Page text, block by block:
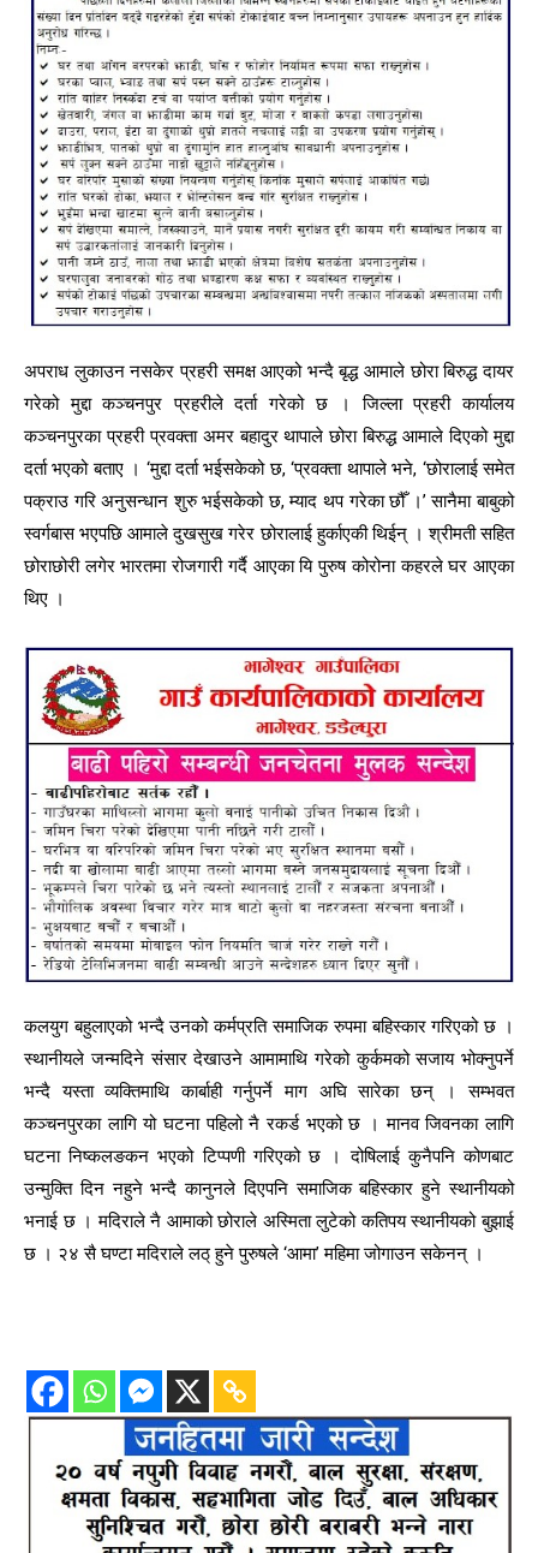
अपराध लुकाउन नसकेर प्रहरी समक्ष आएको भन्दै बृद्ध आमाले छोरा बिरुद्ध दायर
गरेको मुद्दा कञ्चनपुर प्रहरीले दर्ता गरेको छ । जिल्ला प्रहरी कार्यालय
कञ्चनपुरका प्रहरी प्रवक्ता अमर बहादुर थापाले छोरा बिरुद्ध आमाले दिएको मुद्दा
दर्ता भएको बताए । ‘मुद्दा दर्ता भईसकेको छ, ‘प्रवक्ता थापाले भने, ‘छोरालाई समेत
पक्राउ गरि अनुसन्धान शुरु भईसकेको छ, म्याद थप गरेका छौँ ।’ सानैमा बाबुको
स्वर्गबास भएपछि आमाले दुखसुख गरेर छोरालाई हुर्काएकी थिईन् । श्रीमती सहित
छोराछोरी लगेर भारतमा रोजगारी गर्दै आएका यि पुरुष कोरोना कहरले घर आएका
थिए ।
कलयुग बहुलाएको भन्दै उनको कर्मप्रति समाजिक रुपमा बहिस्कार गरिएको छ ।
स्थानीयले जन्मदिने संसार देखाउने आमामाथि गरेको कुर्कमको सजाय भोक्नुपर्ने
भन्दै यस्ता व्यक्तिमाथि कार्बाही गर्नुपर्ने माग अघि सारेका छन् । सम्भवत
कञ्चनपुरका लागि यो घटना पहिलो नै रकर्ड भएको छ । मानव जिवनका लागि
घटना निष्कलङकन भएको टिप्पणी गरिएको छ । दोषिलाई कुनैपनि कोणबाट
उन्मुक्ति दिन नहुने भन्दै कानुनले दिएपनि समाजिक बहिस्कार हुने स्थानीयको
भनाई छ । मदिराले नै आमाको छोराले अस्मिता लुटेको कतिपय स्थानीयको बुझाई
छ । २४ सै घण्टा मदिराले लठ् हुने पुरुषले ‘आमा’ महिमा जोगाउन सकेनन् ।